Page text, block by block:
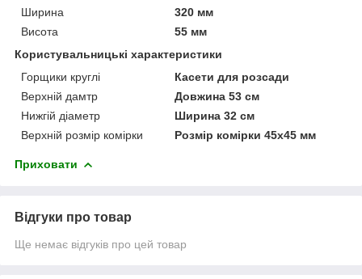
Ширина
320 мм
Висота
55 мм
Користувальницькі характеристики
Горщики круглі
Касети для розсади
Верхній дамтр
Довжина 53 см
Нижгій діаметр
Ширина 32 см
Верхній розмір комірки
Розмір комірки 45х45 мм
Приховати
Відгуки про товар
Ще немає відгуків про цей товар